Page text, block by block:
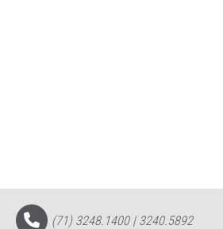
(71) 3248.1400 | 3240.5892